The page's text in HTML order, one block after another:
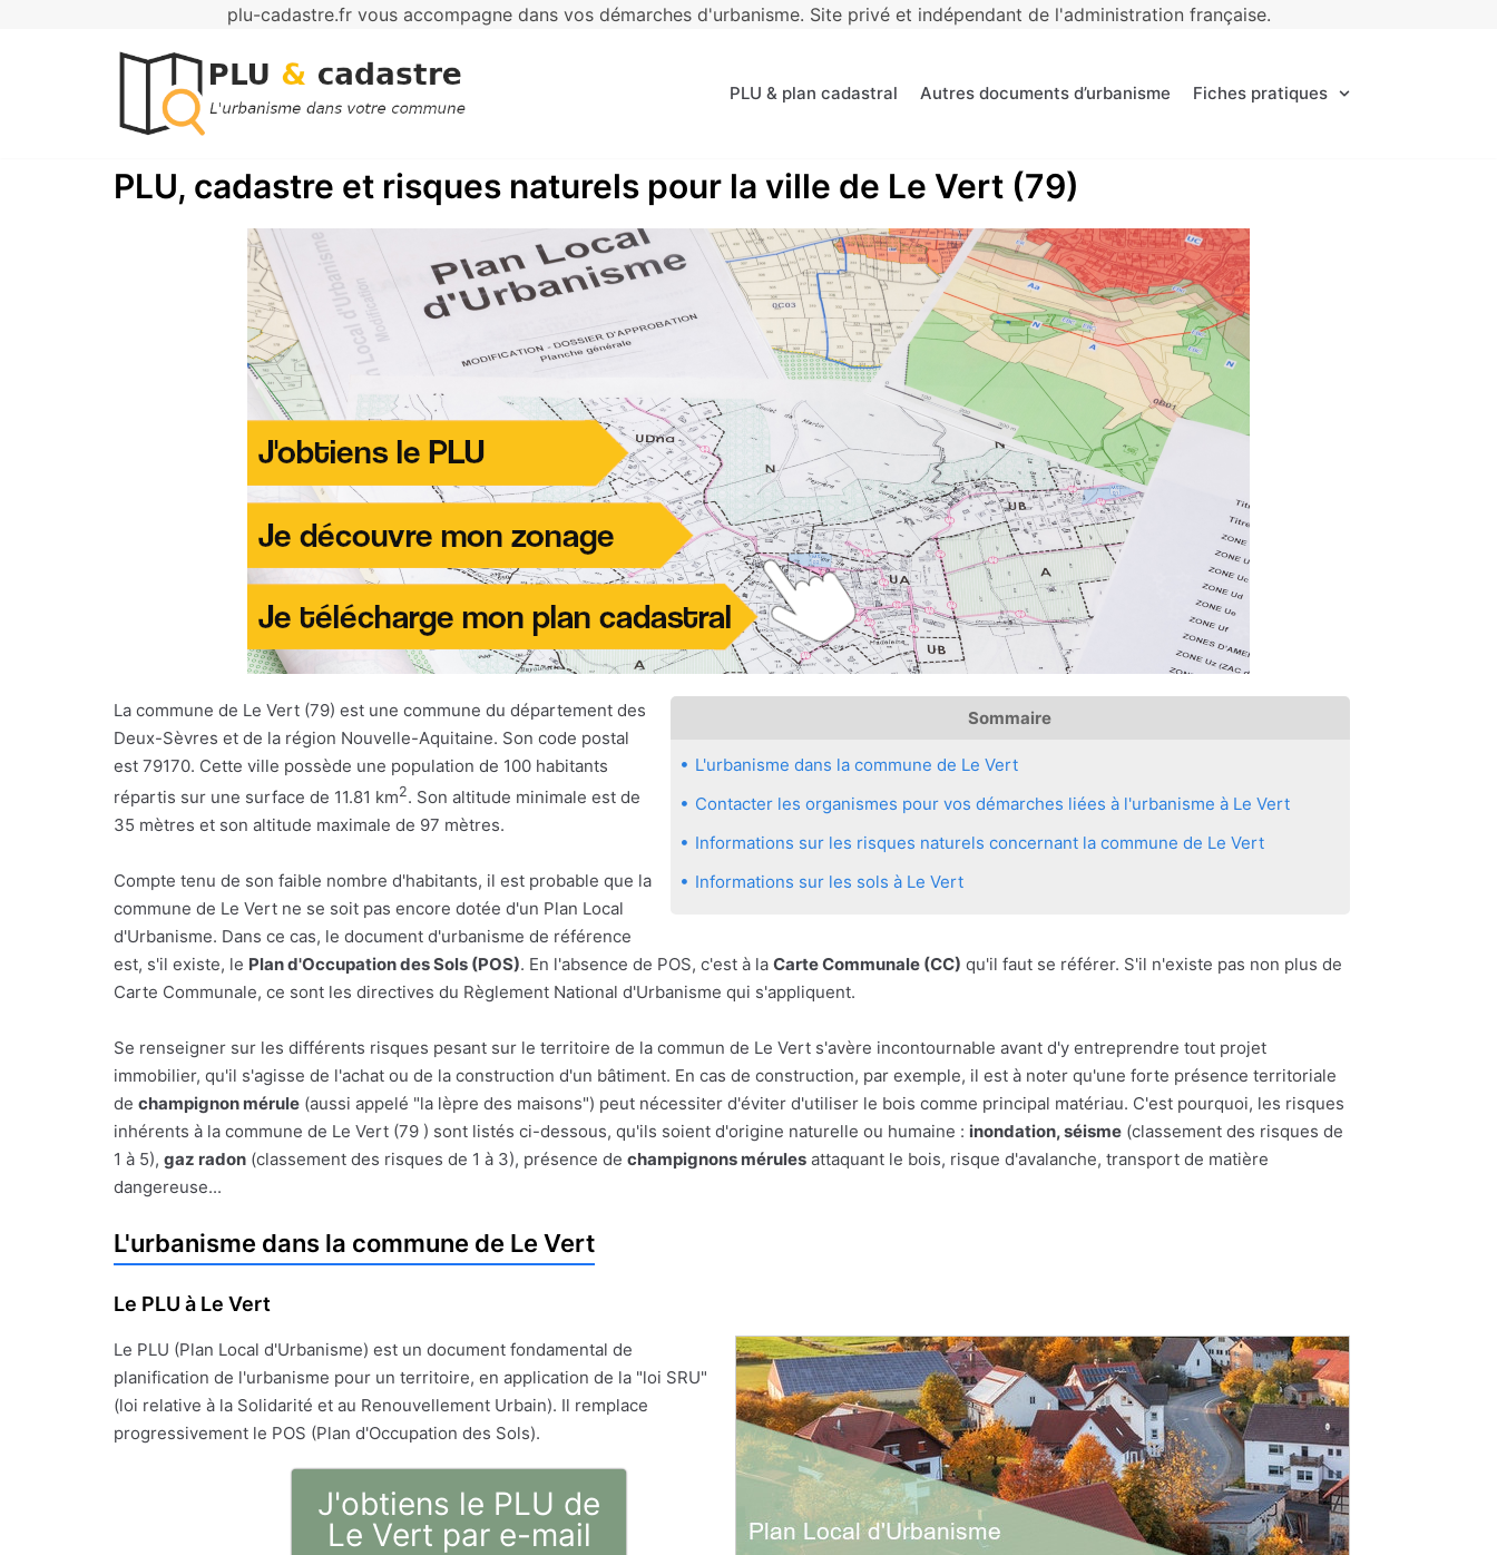
plu-cadastre.fr vous accompagne dans vos démarches d'urbanisme. Site privé et indépendant de l'administration française.
PLU & plan cadastral Autres documents d’urbanisme Fiches pratiques
PLU, cadastre et risques naturels pour la ville de Le Vert (79)
Sommaire
L'urbanisme dans la commune de Le Vert
Contacter les organismes pour vos démarches liées à l'urbanisme à Le Vert
Informations sur les risques naturels concernant la commune de Le Vert
Informations sur les sols à Le Vert
La commune de Le Vert (79) est une commune du département des
Deux-Sèvres et de la région Nouvelle-Aquitaine. Son code postal
est 79170. Cette ville possède une population de 100 habitants
répartis sur une surface de 11.81 km2. Son altitude minimale est de
35 mètres et son altitude maximale de 97 mètres.
Compte tenu de son faible nombre d'habitants, il est probable que la
commune de Le Vert ne se soit pas encore dotée d'un Plan Local
d'Urbanisme. Dans ce cas, le document d'urbanisme de référence
est, s'il existe, le Plan d'Occupation des Sols (POS). En l'absence de POS, c'est à la Carte Communale (CC) qu'il faut se référer. S'il n'existe pas non plus de
Carte Communale, ce sont les directives du Règlement National d'Urbanisme qui s'appliquent.
Se renseigner sur les différents risques pesant sur le territoire de la commun de Le Vert s'avère incontournable avant d'y entreprendre tout projet
immobilier, qu'il s'agisse de l'achat ou de la construction d'un bâtiment. En cas de construction, par exemple, il est à noter qu'une forte présence territoriale
de champignon mérule (aussi appelé "la lèpre des maisons") peut nécessiter d'éviter d'utiliser le bois comme principal matériau. C'est pourquoi, les risques
inhérents à la commune de Le Vert (79 ) sont listés ci-dessous, qu'ils soient d'origine naturelle ou humaine : inondation, séisme (classement des risques de
1 à 5), gaz radon (classement des risques de 1 à 3), présence de champignons mérules attaquant le bois, risque d'avalanche, transport de matière
dangereuse...
L'urbanisme dans la commune de Le Vert
Le PLU à Le Vert
Le PLU (Plan Local d'Urbanisme) est un document fondamental de
planification de l'urbanisme pour un territoire, en application de la "loi SRU"
(loi relative à la Solidarité et au Renouvellement Urbain). Il remplace
progressivement le POS (Plan d'Occupation des Sols).
J'obtiens le PLU de
Le Vert par e-mail